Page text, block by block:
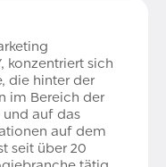
konzentriert sich
die hinter der
im Bereich der
und auf das
auf dem
seit über 20